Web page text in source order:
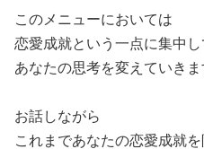
このメニューにおいては
恋愛成就という一点に集中し
あなたの思考を変えていきま
お話しながら
これまであなたの恋愛成就